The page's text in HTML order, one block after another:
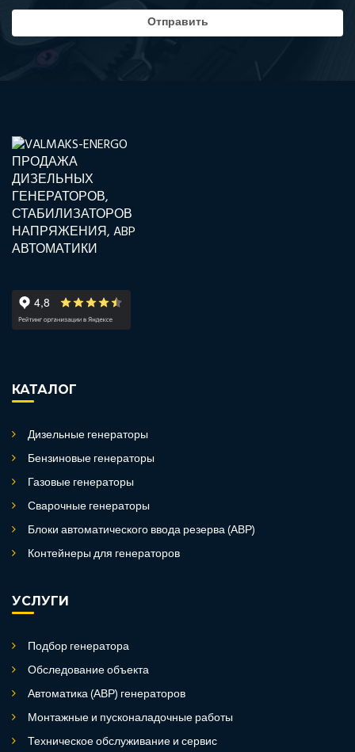
КАТАЛОГ
Дизельные генераторы
Бензиновые генераторы
Газовые генераторы
Сварочные генераторы
Блоки автоматического ввода резерва (АВР)
Контейнеры для генераторов
УСЛУГИ
Подбор генератора
Обследование объекта
Автоматика (АВР) генераторов
Монтажные и пусконаладочные работы
Техническое обслуживание и сервис